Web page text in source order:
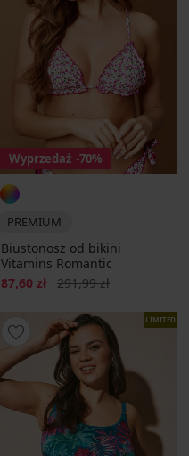
Wyprzedaż -70%
PREMIUM
Biustonosz od bikini
Vitamins Romantic
Zniżka
87,60 zł Pierwotna cena
291,99 zł
LIMITED